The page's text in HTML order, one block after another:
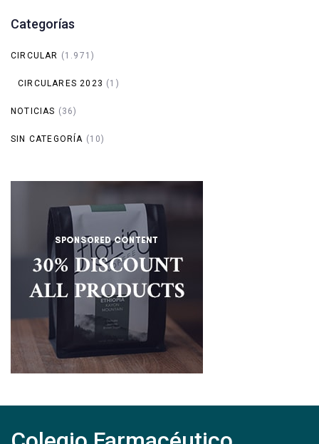
Categorías
CIRCULAR (1.971)
CIRCULARES 2023 (1)
NOTICIAS (36)
SIN CATEGORÍA (10)